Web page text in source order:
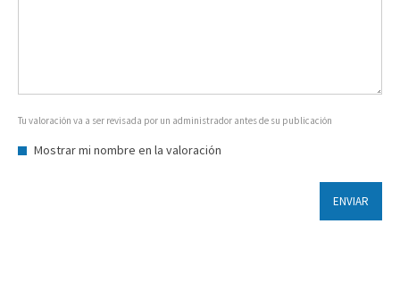
Tu valoración va a ser revisada por un administrador antes de su publicación
Mostrar mi nombre en la valoración
ENVIAR